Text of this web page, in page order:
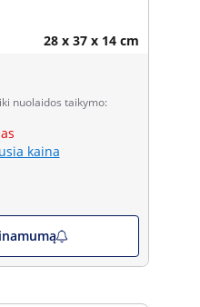
28 x 37 x 14 cm
nuolaidos taikymo:
kaina